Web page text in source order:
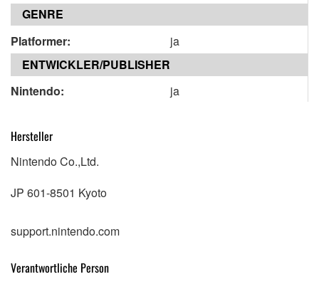
GENRE
Platformer:
ja
ENTWICKLER/PUBLISHER
Nintendo:
ja
Hersteller
Nintendo Co.,Ltd.
JP 601-8501 Kyoto
support.nintendo.com
Verantwortliche Person